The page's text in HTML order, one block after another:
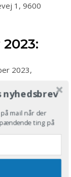
1, 9600
2023,
2023,
Messevej
Hørgarn
mail når der
ting på